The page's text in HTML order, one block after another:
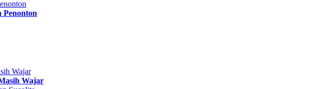
Wajar